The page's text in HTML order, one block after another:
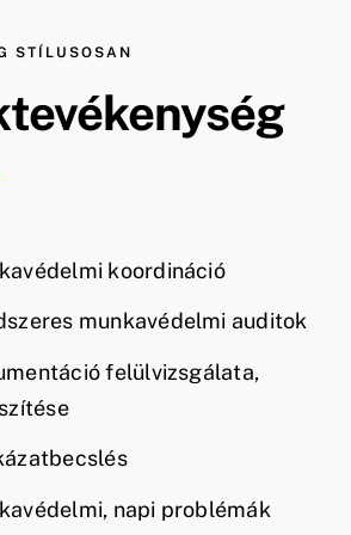
STÍLUSOSAN
koordináció
munkavédelmi auditok
felülvizsgálata,
napi problémák